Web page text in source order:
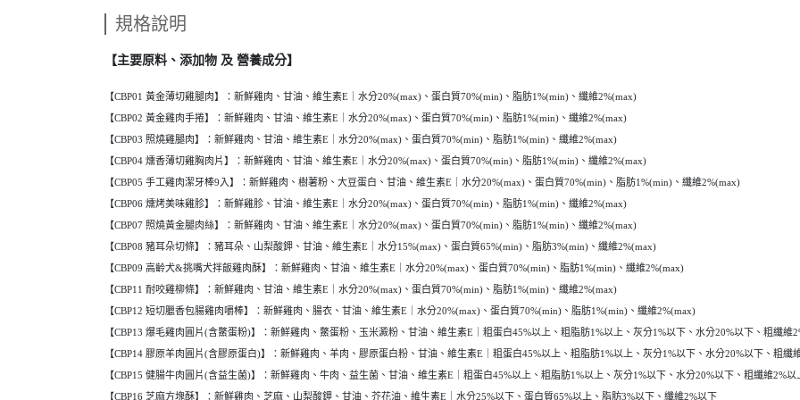
規格說明
【主要原料、添加物 及 營養成分】
【CBP01 黃金薄切雞腿肉】：新鮮雞肉、甘油、維生素E｜水分20%(max)、蛋白質70%(min)、脂肪1%(min)、纖維2%(max)
【CBP02 黃金雞肉手捲】：新鮮雞肉、甘油、維生素E｜水分20%(max)、蛋白質70%(min)、脂肪1%(min)、纖維2%(max)
【CBP03 照燒雞腿肉】：新鮮雞肉、甘油、維生素E｜水分20%(max)、蛋白質70%(min)、脂肪1%(min)、纖維2%(max)
【CBP04 燻香薄切雞胸肉片】：新鮮雞肉、甘油、維生素E｜水分20%(max)、蛋白質70%(min)、脂肪1%(min)、纖維2%(max)
【CBP05 手工雞肉潔牙棒9入】：新鮮雞肉、樹薯粉、大豆蛋白、甘油、維生素E｜水分20%(max)、蛋白質70%(min)、脂肪1%(min)、纖維2%(max)
【CBP06 燻烤美味雞胗】：新鮮雞胗、甘油、維生素E｜水分20%(max)、蛋白質70%(min)、脂肪1%(min)、纖維2%(max)
【CBP07 照燒黃金腿肉絲】：新鮮雞肉、甘油、維生素E｜水分20%(max)、蛋白質70%(min)、脂肪1%(min)、纖維2%(max)
【CBP08 豬耳朵切條】：豬耳朵、山梨酸鉀、甘油、維生素E｜水分15%(max)、蛋白質65%(min)、脂肪3%(min)、纖維2%(max)
【CBP09 高齡犬&挑嘴犬拌飯雞肉酥】：新鮮雞肉、甘油、維生素E｜水分20%(max)、蛋白質70%(min)、脂肪1%(min)、纖維2%(max)
【CBP11 耐咬雞柳條】：新鮮雞肉、甘油、維生素E｜水分20%(max)、蛋白質70%(min)、脂肪1%(min)、纖維2%(max)
【CBP12 短切臘香包腸雞肉嚼棒】：新鮮雞肉、腸衣、甘油、維生素E｜水分20%(max)、蛋白質70%(min)、脂肪1%(min)、纖維2%(max)
【CBP13 爆毛雞肉圓片(含鱉蛋粉)】：新鮮雞肉、鱉蛋粉、玉米澱粉、甘油、維生素E｜粗蛋白45%以上、粗脂肪1%以上、灰分1%以下、水分20%以下、粗纖維
【CBP14 膠原羊肉圓片(含膠原蛋白)】：新鮮雞肉、羊肉、膠原蛋白粉、甘油、維生素E｜粗蛋白45%以上、粗脂肪1%以上、灰分1%以下、水分20%以下、粗纖
【CBP15 健腸牛肉圓片(含益生菌)】：新鮮雞肉、牛肉、益生菌、甘油、維生素E｜粗蛋白45%以上、粗脂肪1%以上、灰分1%以下、水分20%以下、粗纖維2%以
【CBP16 芝麻方塊酥】：新鮮雞肉、芝麻、山梨酸鉀、甘油、芥花油、維生素E｜水分25%以下、蛋白質65%以上、脂肪3%以下、纖維2%以下